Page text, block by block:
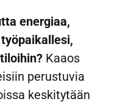
energiaa,
Kaaos
perustuvia
keskitytään